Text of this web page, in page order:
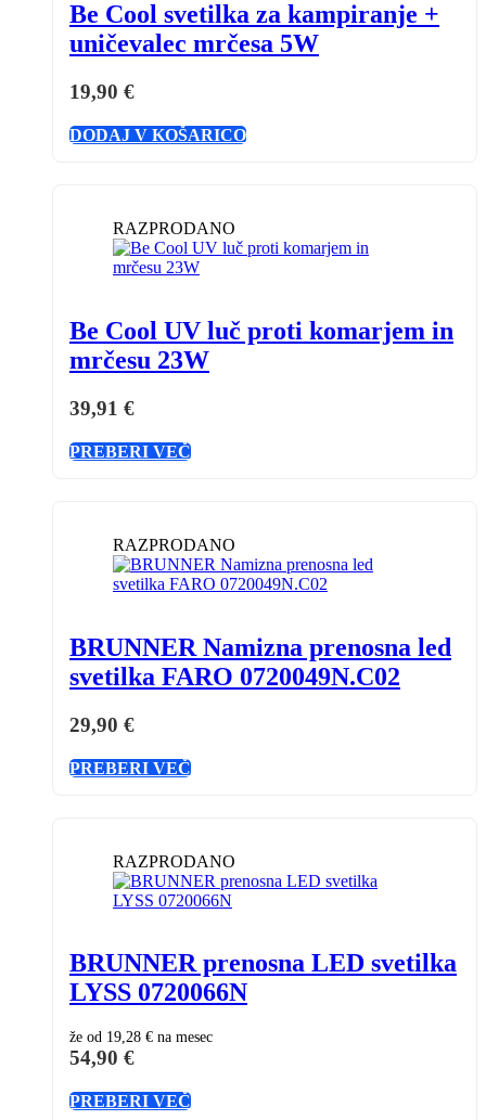
Be Cool svetilka za kampiranje +
uničevalec mrčesa 5W
19,90 €
DODAJ V KOŠARICO
RAZPRODANO
Be Cool UV luč proti komarjem in
mrčesu 23W
39,91 €
PREBERI VEČ
RAZPRODANO
BRUNNER Namizna prenosna led
svetilka FARO 0720049N.C02
29,90 €
PREBERI VEČ
RAZPRODANO
BRUNNER prenosna LED svetilka
LYSS 0720066N
že od 19,28 € na mesec
54,90 €
PREBERI VEČ